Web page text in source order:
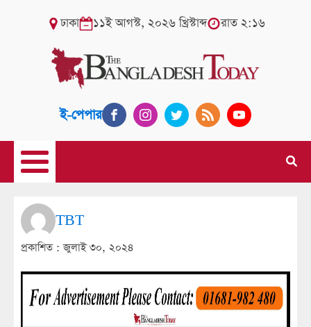
ঢাকা ১১ই আগস্ট, ২০২৬ খ্রিস্টাব্দ রাত ২:১৬
ই-পেপার
TBT
প্রকাশিত :জুলাই ৩০, ২০২৪